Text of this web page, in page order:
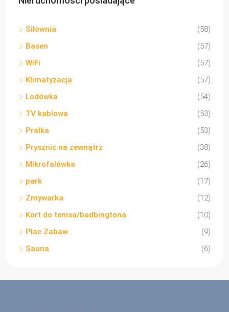
Siłownia
(58)
Basen
(57)
WiFi
(57)
Klimatyzacja
(57)
Lodówka
(54)
TV kablowa
(53)
Pralka
(53)
Prysznic na zewnątrz
(38)
Mikrofalówka
(26)
park
(17)
Zmywarka
(12)
Kort do tenisa/badbingtona
(10)
Plac Zabaw
(9)
Sauna
(6)